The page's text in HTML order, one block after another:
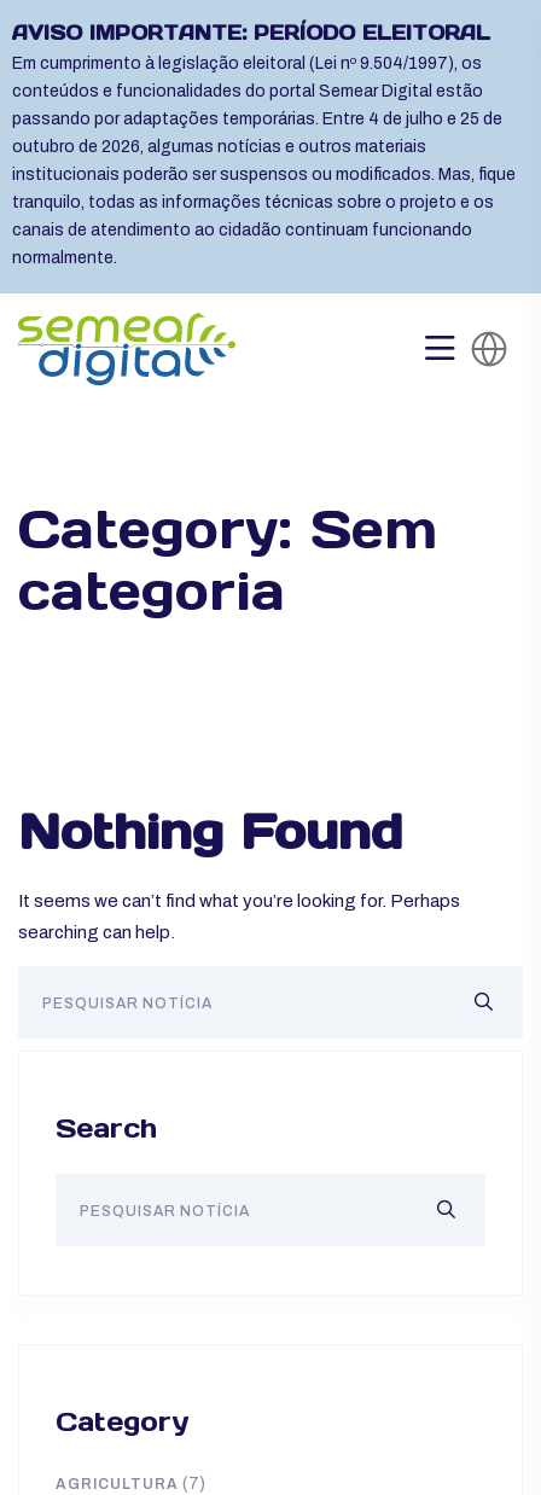
AVISO IMPORTANTE: PERÍODO ELEITORAL
Em cumprimento à legislação eleitoral (Lei nº 9.504/1997), os
conteúdos e funcionalidades do portal Semear Digital estão
passando por adaptações temporárias. Entre 4 de julho e 25 de
outubro de 2026, algumas notícias e outros materiais
institucionais poderão ser suspensos ou modificados. Mas, fique
tranquilo, todas as informações técnicas sobre o projeto e os
canais de atendimento ao cidadão continuam funcionando
normalmente.
Category: Sem
categoria
Nothing Found
It seems we can’t find what you’re looking for. Perhaps
searching can help.
Search
Category
AGRICULTURA (7)